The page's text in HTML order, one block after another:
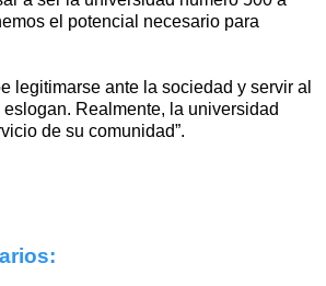
el potencial necesario para
legitimarse ante la sociedad y servir al
Realmente, la universidad
de su comunidad”.